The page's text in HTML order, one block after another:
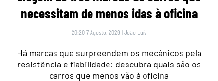
necessitam de menos idas à oficina
20:20 7 Agosto, 2026 |João Luís
Há marcas que surpreendem os mecânicos pela
resistência e fiabilidade: descubra quais são os
carros que menos vão à oficina